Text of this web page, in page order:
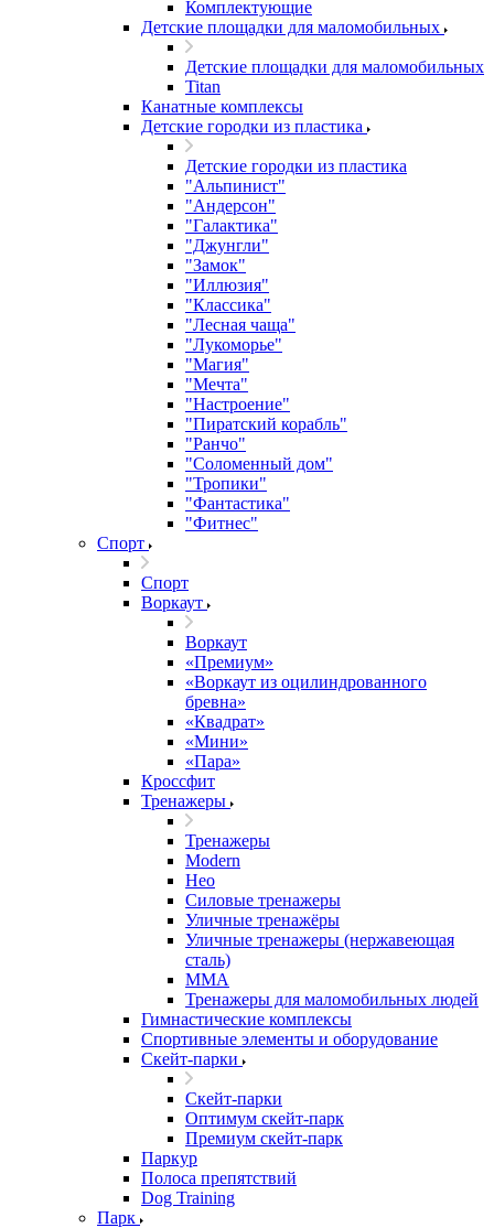
Комплектующие
Детские площадки для маломобильных
Детские площадки для маломобильных
Titan
Канатные комплексы
Детские городки из пластика
Детские городки из пластика
"Альпинист"
"Андерсон"
"Галактика"
"Джунгли"
"Замок"
"Иллюзия"
"Классика"
"Лесная чаща"
"Лукоморье"
"Магия"
"Мечта"
"Настроение"
"Пиратский корабль"
"Ранчо"
"Соломенный дом"
"Тропики"
"Фантастика"
"Фитнес"
Спорт
Спорт
Воркаут
Воркаут
«Премиум»
«Воркаут из оцилиндрованного
бревна»
«Квадрат»
«Мини»
«Пара»
Кроссфит
Тренажеры
Тренажеры
Modern
Нео
Силовые тренажеры
Уличные тренажёры
Уличные тренажеры (нержавеющая
сталь)
ММА
Тренажеры для маломобильных людей
Гимнастические комплексы
Спортивные элементы и оборудование
Скейт-парки
Скейт-парки
Оптимум скейт-парк
Премиум скейт-парк
Паркур
Полоса препятствий
Dog Training
Парк